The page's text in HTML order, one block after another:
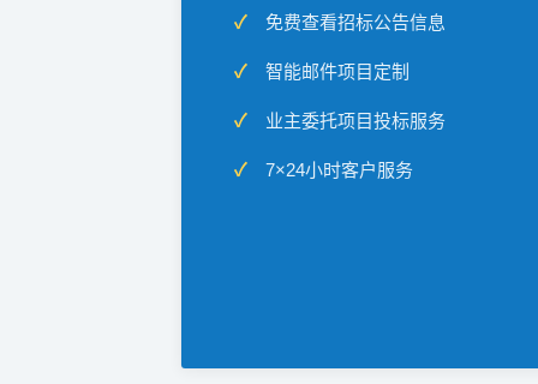
免费查看招标公告信息
智能邮件项目定制
业主委托项目投标服务
7×24小时客户服务